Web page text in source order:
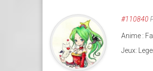
#110840
Anime :
Jeux: